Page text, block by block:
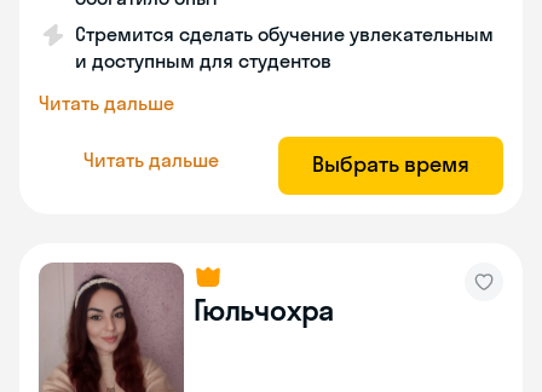
Стремится сделать обучение увлекательным
и доступным для студентов
Читать дальше
Читать дальше Выбрать время
Гюльчохра